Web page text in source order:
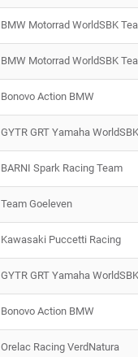
BMW Motorrad WorldSBK
BMW Motorrad WorldSBK
Bonovo Action BMW
GYTR GRT Yamaha
BARNI Spark Racing Team
Team Goeleven
Kawasaki Puccetti Racing
GYTR GRT Yamaha
Bonovo Action BMW
Orelac Racing VerdNatura